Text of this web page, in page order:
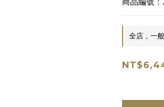
全店，一